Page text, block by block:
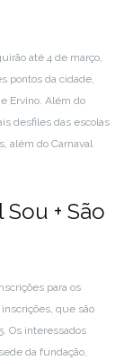
até 4 de março,
pontos da cidade,
Ervino. Além do
desfiles das escolas
além do Carnaval
+ São
para os
que são
Os interessados
da fundação,